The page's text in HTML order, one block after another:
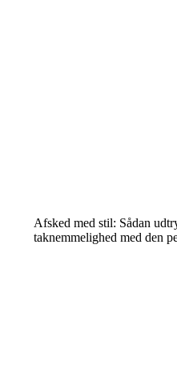
Afsked med stil: Sådan
taknemmelighed med den